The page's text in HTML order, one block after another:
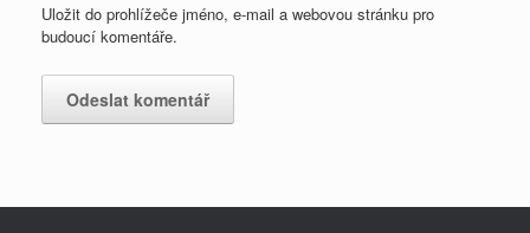
Uložit do prohlížeče jméno, e-mail a webovou stránku pro
budoucí komentáře.